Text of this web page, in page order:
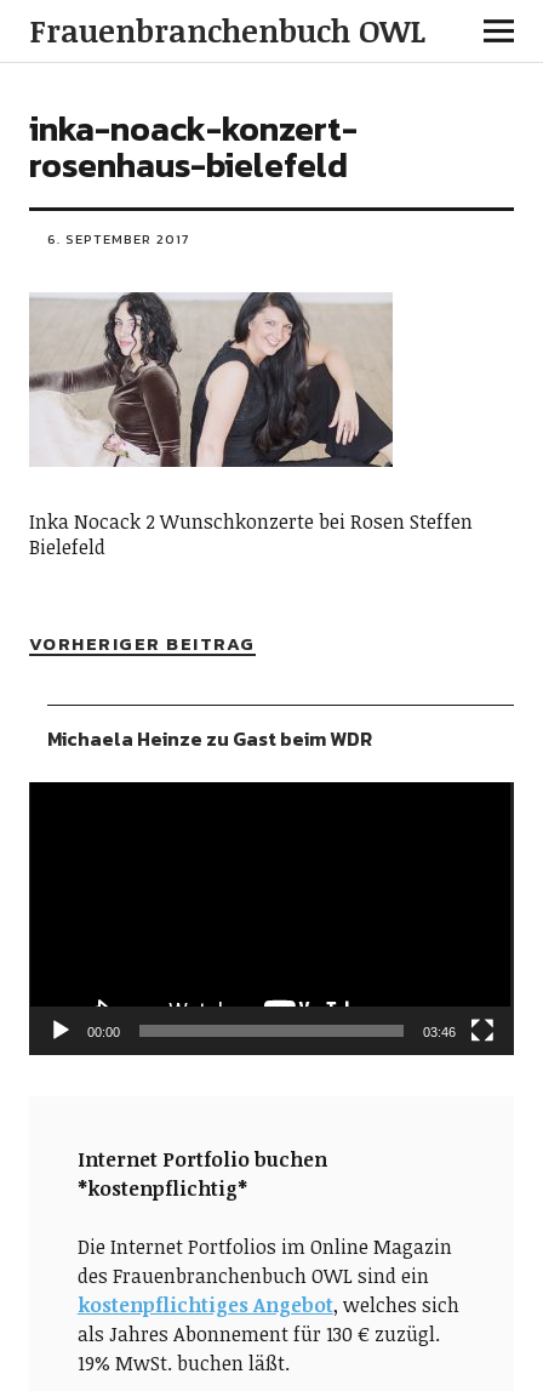
Frauenbranchenbuch OWL
inka-noack-konzert-
rosenhaus-bielefeld
6. SEPTEMBER 2017
Inka Nocack 2 Wunschkonzerte bei Rosen Steffen
Bielefeld
VORHERIGER BEITRAG
Michaela Heinze zu Gast beim WDR
00:00 03:46
Internet Portfolio buchen
*kostenpflichtig*
Die Internet Portfolios im Online Magazin
des Frauenbranchenbuch OWL sind ein
kostenpflichtiges Angebot, welches sich
als Jahres Abonnement für 130 € zuzügl.
19% MwSt. buchen läßt.